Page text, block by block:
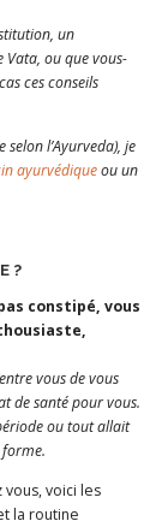
un
Vata, ou que vous-
ces conseils
selon l’Ayurveda), je
ayurvédiqueou un
?
constipé, vous
vous de vous
de santé pour vous.
ou tout allait
voici les
la routine